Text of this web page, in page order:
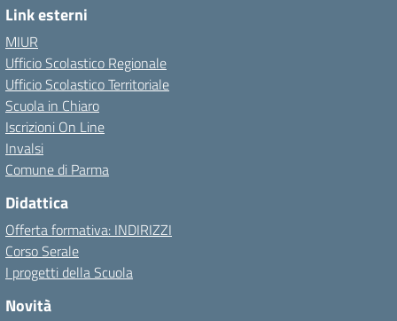
Link esterni
MIUR
Ufficio Scolastico Regionale
Ufficio Scolastico Territoriale
Scuola in Chiaro
Iscrizioni On Line
Invalsi
Comune di Parma
Didattica
Offerta formativa: INDIRIZZI
Corso Serale
I progetti della Scuola
Novità